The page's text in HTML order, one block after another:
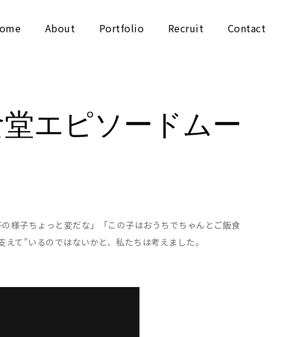
About Portfolio Recruit Contact
エピソードムー
様子ちょっと変だな」「この子はおうちでちゃんとご飯食
て”いるのではないかと、私たちは考えました。